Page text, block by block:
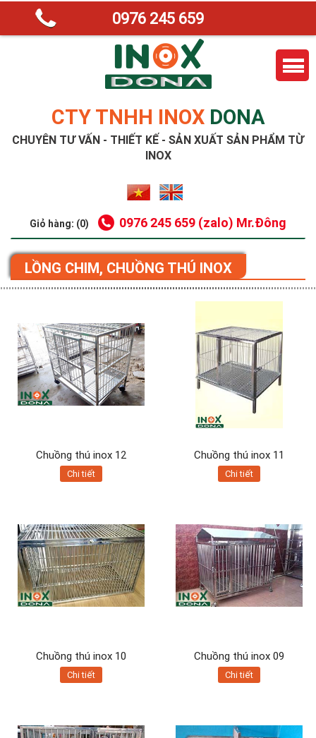
CTY TNHH INOX DONA
CHUYÊN TƯ VẤN - THIẾT KẾ - SẢN XUẤT SẢN PHẨM TỪ
INOX
Giỏ hàng: (0) 0976 245 659 (zalo) Mr.Đông
0976 245 659
LỒNG CHIM, CHUỒNG THÚ INOX
Chuồng thú inox 12
Chi tiết
Chuồng thú inox 11
Chi tiết
Chuồng thú inox 10
Chi tiết
Chuồng thú inox 09
Chi tiết